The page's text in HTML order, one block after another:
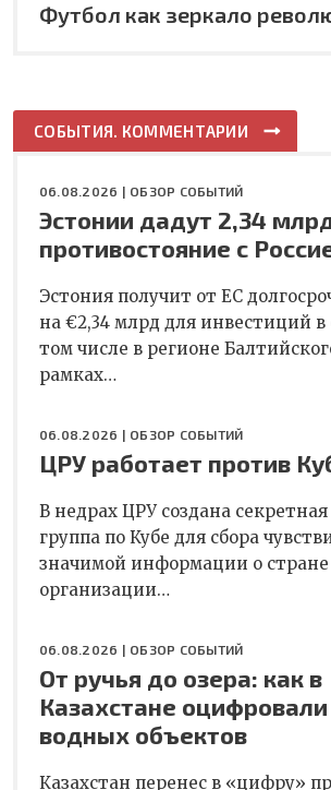
Футбол как зеркало
СОБЫТИЯ. КОММЕНТАРИИ
06.08.2026 | ОБЗОР СОБЫТИЙ
Эстонии дадут 2,34
противостояние с
Эстония получит от ЕС
на €2,34 млрд для инвестиций в
том числе в регионе
рамках…
06.08.2026 | ОБЗОР СОБЫТИЙ
ЦРУ работает против
В недрах ЦРУ создана
группа по Кубе для сбора
значимой информации о стране
организации…
06.08.2026 | ОБЗОР СОБЫТИЙ
От ручья до озера: как в
Казахстане
водных объектов
Казахстан перенес в «цифру»